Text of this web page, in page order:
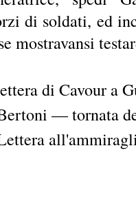
di soldati, ed
mostravansi
di Cavour a
— tornata